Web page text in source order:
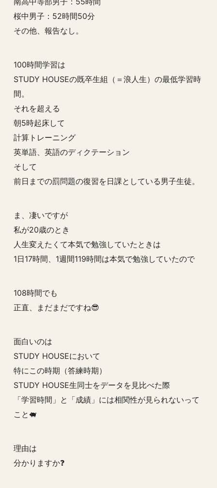
桜中男子：52時間50分
その他、報告なし。
100時間学習は
STUDY HOUSEの既卒生組（＝浪人生）の最低学習時
間。
それを超える
朝5時起床して
計算トレーニング
英単語、英語のディクテーション
そして
前日までの罰問題の復習を日課としている男子生徒。
ま、凄いですが
私が20歳のとき
人生変えたくて本気で勉強していたときは
1日17時間、1週間119時間は本気で勉強していたので
108時間でも
正直、まだまだですね😎
面白いのは
STUDY HOUSEにおいて
特にこの時期（答練時期）
STUDY HOUSE生同士をデータを見比べた際
「学習時間」と「成績」には相関性が見られないって
こと🐖
理由は
分かりますか❓